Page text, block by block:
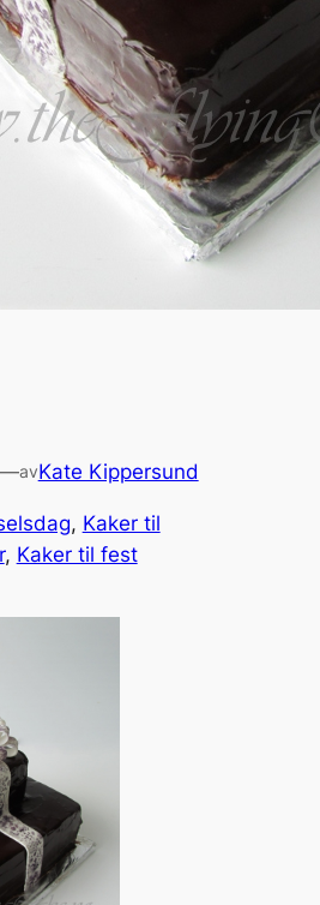
—avKate Kippersund
, Kaker til
, Kaker til fest